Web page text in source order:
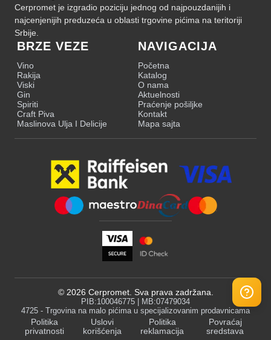
Cerpromet je izgradio poziciju jednog od najpouzdanijih i
najcenjenijih preduzeća u oblasti trgovine pićima na teritoriji
Srbije.
BRZE VEZE
Vino
Rakija
Viski
Gin
Spiriti
Craft Piva
Maslinova Ulja I Delicije
NAVIGACIJA
Početna
Katalog
O nama
Aktuelnosti
Praćenje pošiljke
Kontakt
Mapa sajta
© 2026 Cerpromet. Sva prava zadržana.
PIB:100046775 | MB:07479034
4725 - Trgovina na malo pićima u specijalizovanim prodavnicama
Politika
privatnosti
Uslovi
korišćenja
Politika
reklamacija
Povraćaj
sredstava